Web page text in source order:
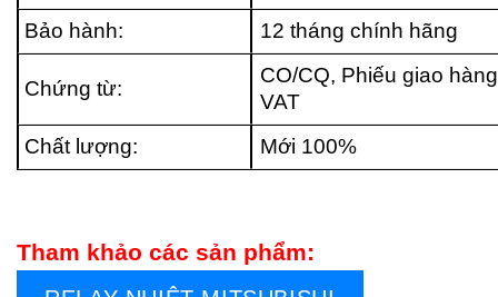
Bảo hành:
12 tháng chính hãng
Chứng từ:
CO/CQ, Phiếu giao
VAT
Chất lượng:
Mới 100%
Tham khảo các sản phẩm: